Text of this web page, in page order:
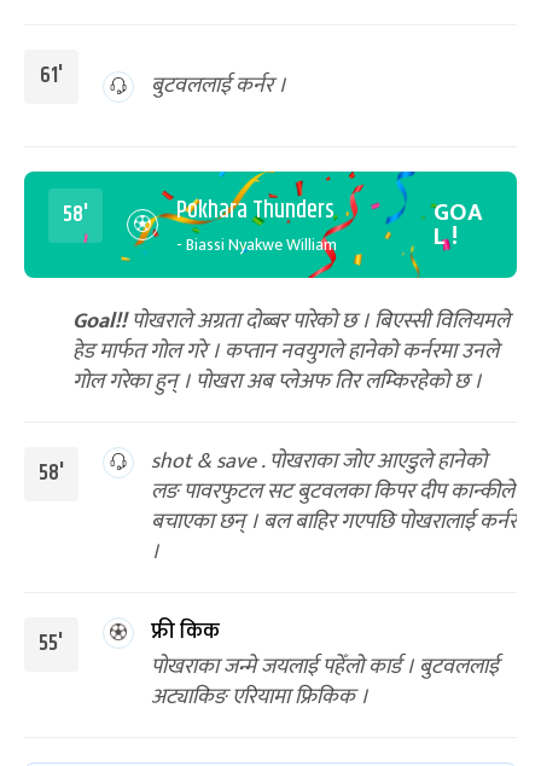
61' बुटवललाई कर्नर ।
58' Pokhara Thunders
- Biassi Nyakwe William
GOA
L !
Goal!!पोखराले अग्रता दोब्बर पारेको छ । बिएस्सी विलियमले
हेड मार्फत गोल गरे । कप्तान नवयुगले हानेको कर्नरमा उनले
गोल गरेका हुन् । पोखरा अब प्लेअफ तिर लम्किरहेको छ ।
58'
shot & save . पोखराका जोए आएडुले हानेको
लङ पावरफुटल सट बुटवलका किपर दीप कान्कीले
बचाएका छन् । बल बाहिर गएपछि पोखरालाई कर्नर
।
55'
फ्री किक
पोखराका जन्मे जयलाई पहेँलो कार्ड । बुटवललाई
अट्याकिङ एरियामा फ्रिकिक ।